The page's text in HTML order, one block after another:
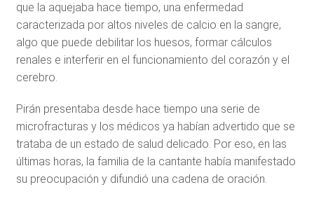
que la aquejaba hace tiempo, una enfermedad
caracterizada por altos niveles de calcio en la sangre,
algo que puede debilitar los huesos, formar cálculos
renales e interferir en el funcionamiento del corazón y el
cerebro.
Pirán presentaba desde hace tiempo una serie de
microfracturas y los médicos ya habían advertido que se
trataba de un estado de salud delicado. Por eso, en las
últimas horas, la familia de la cantante había manifestado
su preocupación y difundió una cadena de oración.